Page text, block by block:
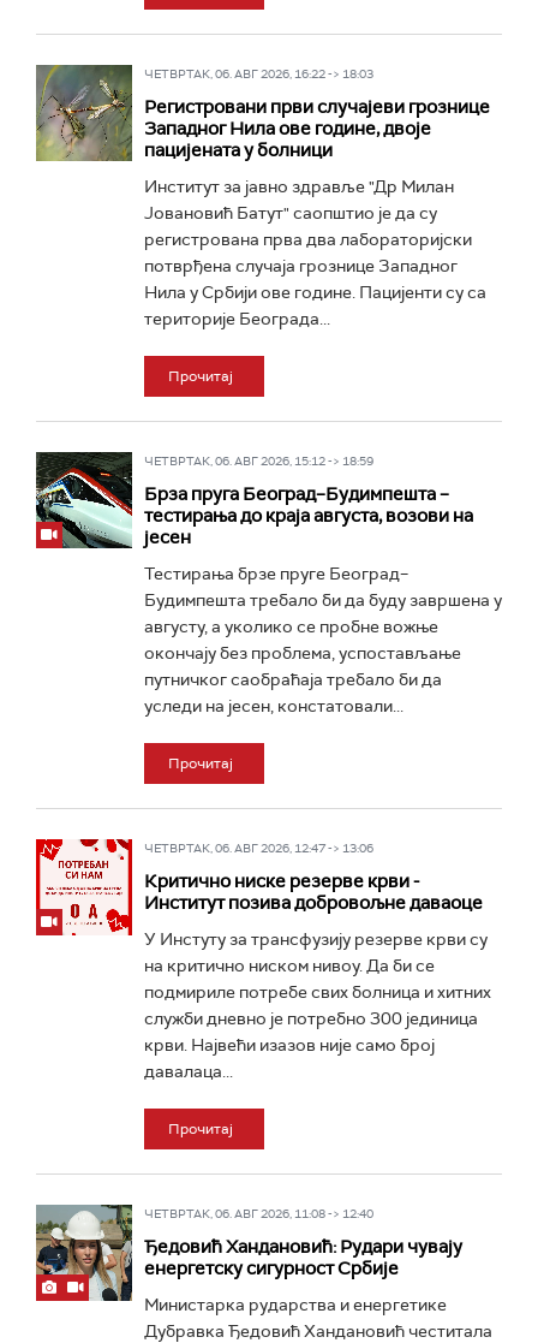
ЧЕТВРТАК, 06. АВГ 2026, 16:22 -> 18:03
Регистровани први случајеви грознице
Западног Нила ове године, двоје
пацијената у болници
Институт за јавно здравље "Др Милан
Јовановић Батут" саопштио је да су
регистрована прва два лабораторијски
потврђена случаја грознице Западног
Нила у Србији ове године. Пацијенти су са
територије Београда...
Прочитај
ЧЕТВРТАК, 06. АВГ 2026, 15:12 -> 18:59
Брза пруга Београд–Будимпешта –
тестирања до краја августа, возови на
јесен
Тестирања брзе пруге Београд–
Будимпешта требало би да буду завршена у
августу, а уколико се пробне вожње
окончају без проблема, успостављање
путничког саобраћаја требало би да
уследи на јесен, констатовали...
Прочитај
ЧЕТВРТАК, 06. АВГ 2026, 12:47 -> 13:06
Критично ниске резерве крви -
Институт позива добровољне даваоце
У Инстуту за трансфузију резерве крви су
на критично ниском нивоу. Да би се
подмириле потребе свих болница и хитних
служби дневно је потребно 300 јединица
крви. Највећи изазов није само број
давалаца...
Прочитај
ЧЕТВРТАК, 06. АВГ 2026, 11:08 -> 12:40
Ђедовић Хандановић: Рудари чувају
енергетску сигурност Србије
Министарка рударства и енергетике
Дубравка Ђедовић Хандановић честитала